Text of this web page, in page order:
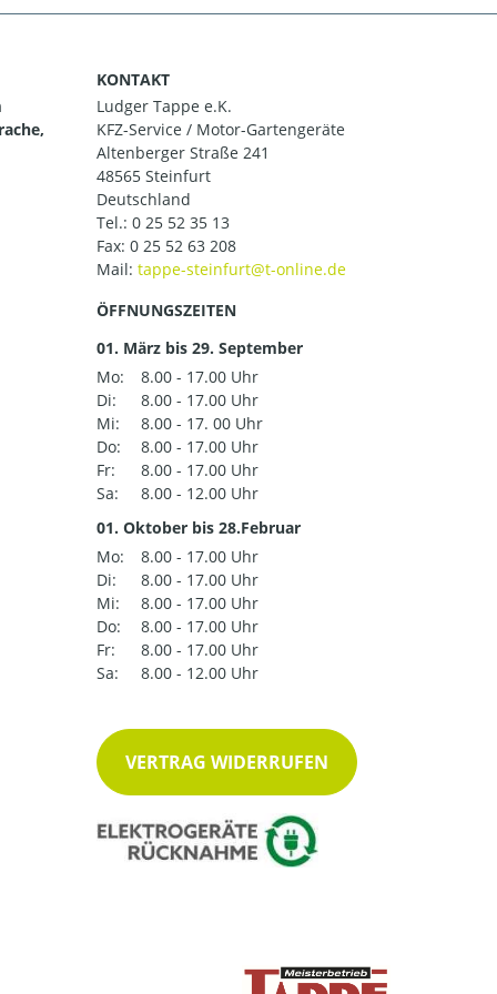
KONTAKT
Ludger Tappe e.K.
KFZ-Service / Motor-Gartengeräte
Altenberger Straße 241
48565 Steinfurt
Deutschland
Tel.: 0 25 52 35 13
Fax: 0 25 52 63 208
Mail:
ÖFFNUNGSZEITEN
01. März bis 29. September
Mo:
8.00 - 17.00 Uhr
Di:
8.00 - 17.00 Uhr
Mi:
8.00 - 17. 00 Uhr
Do:
8.00 - 17.00 Uhr
Fr:
8.00 - 17.00 Uhr
Sa:
8.00 - 12.00 Uhr
01. Oktober bis 28.Februar
Mo:
8.00 - 17.00 Uhr
Di:
8.00 - 17.00 Uhr
Mi:
8.00 - 17.00 Uhr
Do:
8.00 - 17.00 Uhr
Fr:
8.00 - 17.00 Uhr
Sa:
8.00 - 12.00 Uhr
VERTRAG WIDERRUFEN